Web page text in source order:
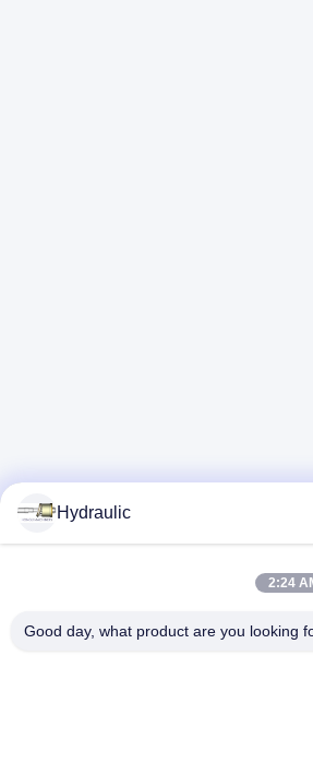
Hydraulic
2:24
Good day, what product are you looking